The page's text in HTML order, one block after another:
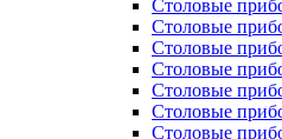
Столовые
Столовые
Столовые
Столовые
Столовые
Столовые
Столовые